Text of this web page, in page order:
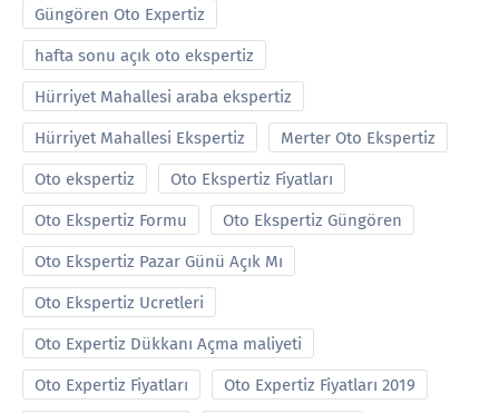
Güngören Oto Expertiz
hafta sonu açık oto ekspertiz
Hürriyet Mahallesi araba ekspertiz
Hürriyet Mahallesi Ekspertiz Merter Oto Ekspertiz
Oto ekspertiz Oto Ekspertiz Fiyatları
Oto Ekspertiz Formu Oto Ekspertiz Güngören
Oto Ekspertiz Pazar Günü Açık Mı
Oto Ekspertiz Ucretleri
Oto Expertiz Dükkanı Açma maliyeti
Oto Expertiz Fiyatları Oto Expertiz Fiyatları 2019